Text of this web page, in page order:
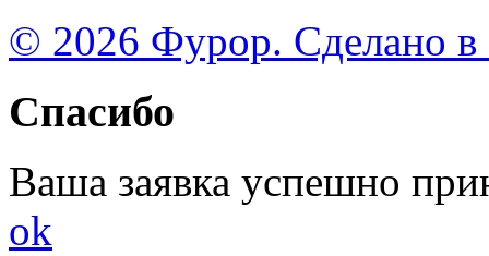
© 2026 Фурор. Сделано в
Спасибо
Ваша заявка успешно
ok